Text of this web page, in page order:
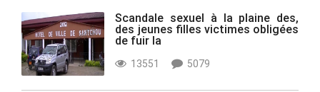
Scandale sexuel à la plaine des,
des jeunes filles victimes obligées
de fuir la
13551 5079